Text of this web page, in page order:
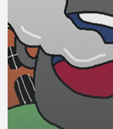
บทความ
ข่าว
และ
กิจกรรม